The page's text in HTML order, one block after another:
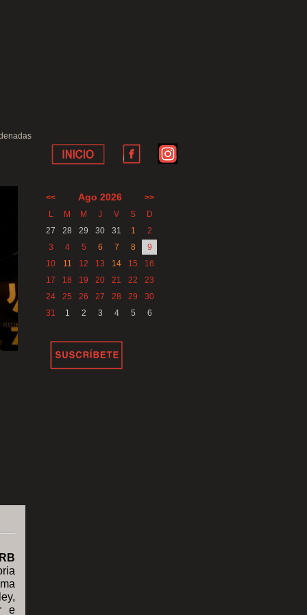
e
<< Ago 2026
>>
L
M M J V S
D
27
28 29 30 31 1
2
3
4 5 6 7 8
9
10
11 12 13 14 15
16
17
18 19 20 21 22
23
24
25 26 27 28 29
30
31
1 2 3 4 5 6